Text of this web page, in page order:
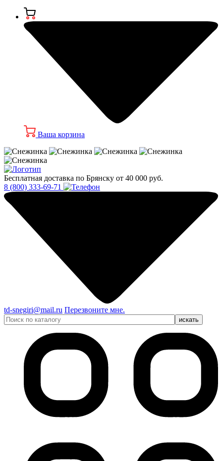
Ваша корзина
Бесплатная доставка по Брянску от 40 000 руб.
8 (800) 333-69-71
td-snegiri@mail.ru Перезвоните мне.